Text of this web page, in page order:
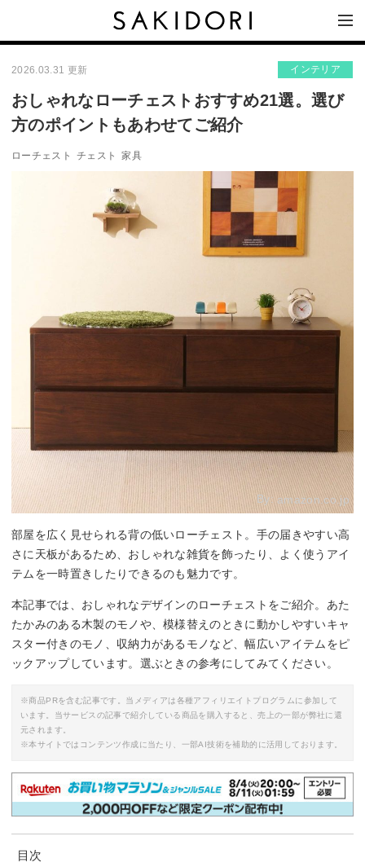
2026.03.31 更新 インテリア
おしゃれなローチェストおすすめ21選。選び
方のポイントもあわせてご紹介
ローチェスト チェスト 家具
By:amazon.co.jp
部屋を広く見せられる背の低いローチェスト。手の届きやすい高
さに天板があるため、おしゃれな雑貨を飾ったり、よく使うアイ
テムを一時置きしたりできるのも魅力です。
本記事では、おしゃれなデザインのローチェストをご紹介。あた
たかみのある木製のモノや、模様替えのときに動かしやすいキャ
スター付きのモノ、収納力があるモノなど、幅広いアイテムをピ
ックアップしています。選ぶときの参考にしてみてください。
※商品PRを含む記事です。当メディアは各種アフィリエイトプログラムに参加して
います。当サービスの記事で紹介している商品を購入すると、売上の一部が弊社に還
元されます。
※本サイトではコンテンツ作成に当たり、一部AI技術を補助的に活用しております。
目次